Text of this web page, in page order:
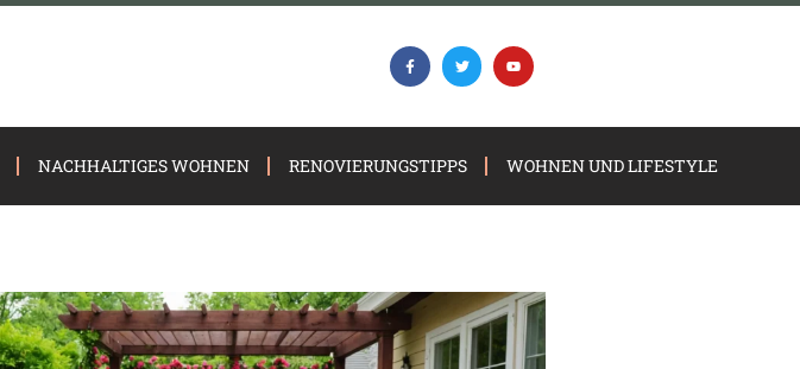
NACHHALTIGES WOHNEN RENOVIERUNGSTIPPS WOHNEN UND LIFESTYLE